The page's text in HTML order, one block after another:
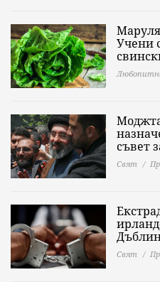
Учени
съвет
Свят
Свят